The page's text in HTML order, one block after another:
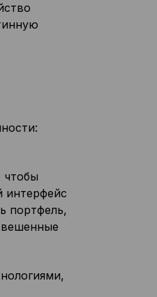
чтобы
интерфейс
портфель,